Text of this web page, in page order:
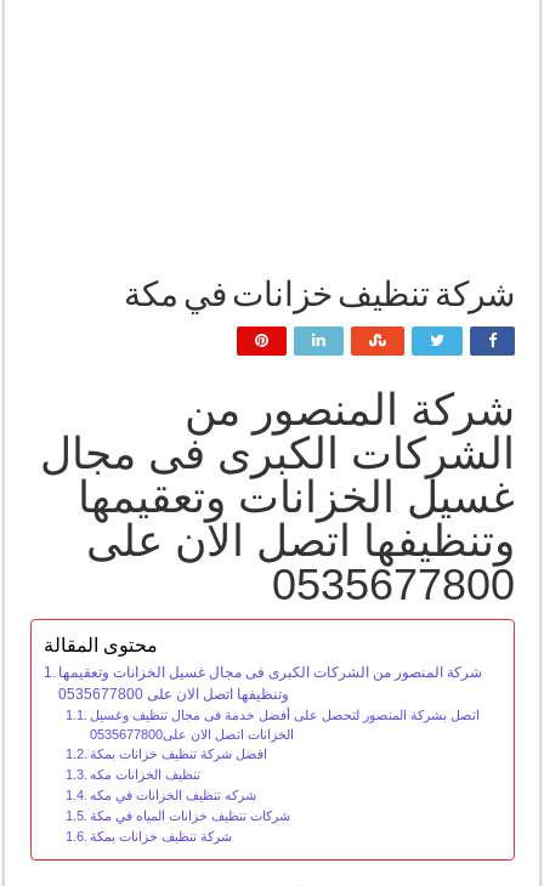
شركة تنظيف خزانات في مكة
شركة المنصور من
الشركات الكبرى فى مجال
غسيل الخزانات وتعقيمها
وتنظيفها اتصل الان على
0535677800
محتوى المقالة
شركة المنصور من الشركات الكبرى فى مجال غسيل الخزانات وتعقيمها
وتنظيفها اتصل الان على 0535677800
اتصل بشركة المنصور لتحصل على أفضل خدمة فى مجال تنظيف وغسيل
الخزانات اتصل الان على0535677800
افضل شركة تنظيف خزانات بمكة
تنظيف الخزانات مكه
شركه تنظيف الخزانات في مكه
شركات تنظيف خزانات المياه في مكة
شركة تنظيف خزانات بمكة